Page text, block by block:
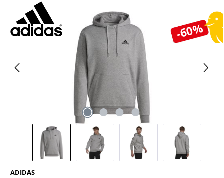
-60%
Bildergalerie überspringen
ADIDAS